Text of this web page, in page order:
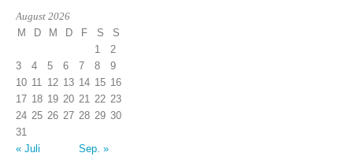
August 2026
M D M D F S
S
1
2
3
4 5 6 7 8
9
10 11 12 13 14 15 16
17 18 19 20 21 22 23
24 25 26 27 28 29 30
31
« Juli
Sep. »